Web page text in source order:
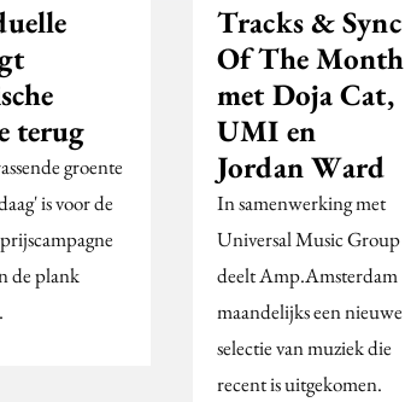
terug
groente
is voor de
de plank
Tracks & Sync
Of The Month
met Doja Cat,
UMI en
Jordan Ward
In samenwerking met
Universal Music Group
deelt Amp.Amsterdam
maandelijks een nieuwe
selectie van muziek die
recent is uitgekomen.